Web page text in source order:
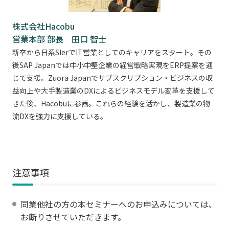
株式会社Hacobu
営業本部 部長 田口 智士
新卒から日系SIerでIT営業としてのキャリアをスタート。その
後SAP Japanでは中小中堅企業の経営戦略実現をERP提案を通
じて支援。Zuora Japanでサブスクリプション・ビジネスの収
益向上や大手製造業のDXによるビジネスモデル変革を支援して
きた後、Hacobuに参画。これらの経験を活かし、製造業の物
流DXを強力に支援している。
注意事項
同業他社の方の本セミナーへのお申込みについては、
お断りさせていただきます。